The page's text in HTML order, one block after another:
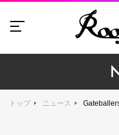
トップ ニュース Gateballers、新宿